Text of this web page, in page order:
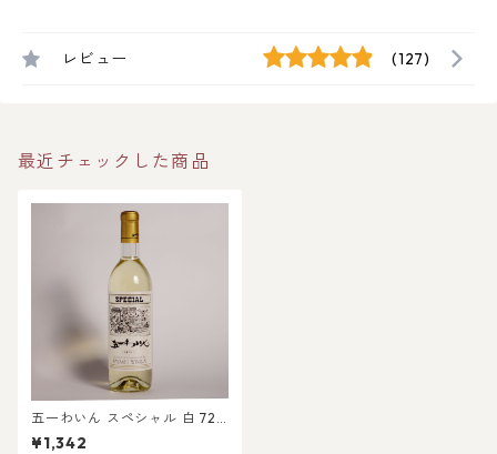
レビュー (127)
最近チェックした商品
五一わいん スペシャル 白 720
ml
¥1,342